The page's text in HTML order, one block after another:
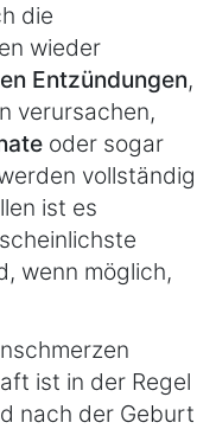
die
wieder
Entzündungen,
verursachen,
oder sogar
vollständig
ist es
wenn möglich,
ist in der Regel
nach der Geburt